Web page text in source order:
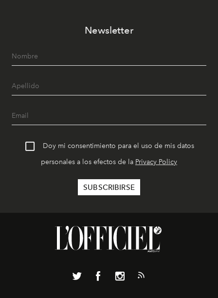
Newsletter
Doy mi consentimiento para el uso de mis datos
personales a los efectos de la Privacy Policy